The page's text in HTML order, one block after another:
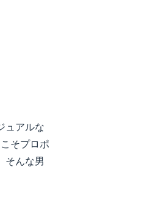
ュアルな
そプロポ
そんな男